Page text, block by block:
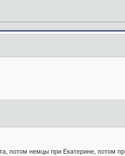
потом немцы при Екатерине, потом